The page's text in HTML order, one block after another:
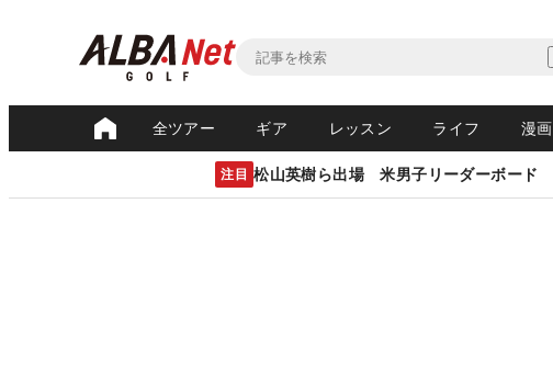
全ツアー ギア レッスン ライフ 漫画
注目 松山英樹ら出場 米男子リーダーボード